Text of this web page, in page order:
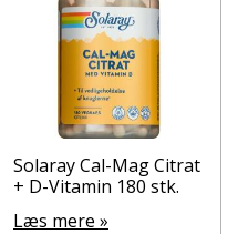
Solaray Cal-Mag Citrat
+ D-Vitamin 180 stk.
Læs mere »